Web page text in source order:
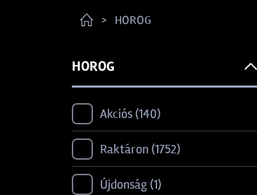
HOROG
HOROG
Akciós 140
Raktáron 1752
Újdonság 1